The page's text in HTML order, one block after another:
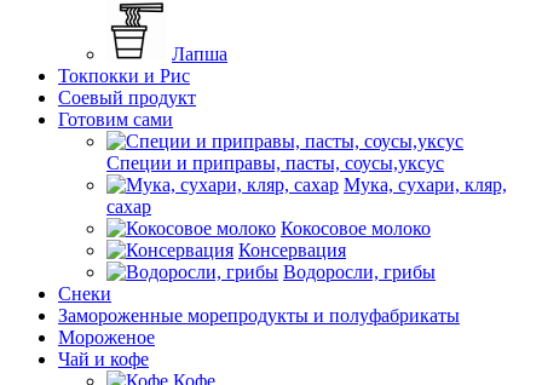
Лапша
Токпокки и Рис
Соевый продукт
Готовим сами
Специи и приправы, пасты, соусы,уксус
Мука, сухари, кляр,
сахар
Кокосовое молоко
Консервация
Водоросли, грибы
Снеки
Замороженные морепродукты и полуфабрикаты
Мороженое
Чай и кофе
Кофе